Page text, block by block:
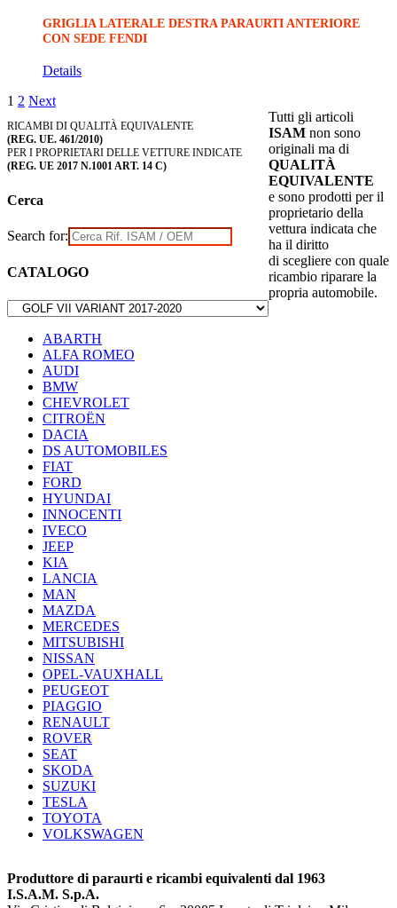
GRIGLIA LATERALE DESTRA PARAURTI ANTERIORE
CON SEDE FENDI
Details
1 2 Next
RICAMBI DI QUALITÀ EQUIVALENTE
(REG. UE. 461/2010)
PER I PROPRIETARI DELLE VETTURE INDICATE
(REG. UE 2017 N.1001 ART. 14 C)
Cerca
Search for:
CATALOGO
ABARTH
ALFA ROMEO
AUDI
BMW
CHEVROLET
CITROËN
DACIA
DS AUTOMOBILES
FIAT
FORD
HYUNDAI
INNOCENTI
IVECO
JEEP
KIA
LANCIA
MAN
MAZDA
MERCEDES
MITSUBISHI
NISSAN
OPEL-VAUXHALL
PEUGEOT
PIAGGIO
RENAULT
ROVER
SEAT
SKODA
SUZUKI
TESLA
TOYOTA
VOLKSWAGEN
Tutti gli articoli
ISAM non sono
originali ma di
QUALITÀ
EQUIVALENTE
e sono prodotti per il
proprietario della
vettura indicata che
ha il diritto
di scegliere con quale
ricambio riparare la
propria automobile.
Produttore di paraurti e ricambi equivalenti dal 1963
I.S.A.M. S.p.A.